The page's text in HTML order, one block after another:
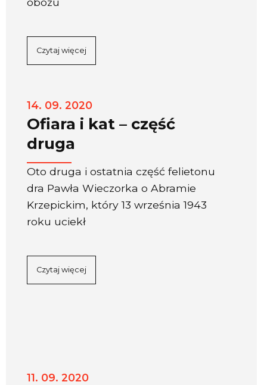
Czytaj więcej
14. 09. 2020
Ofiara i kat – część
druga
Oto druga i ostatnia część felietonu
dra Pawła Wieczorka o Abramie
Krzepickim, który 13 września 1943
roku uciekł
Czytaj więcej
11. 09. 2020